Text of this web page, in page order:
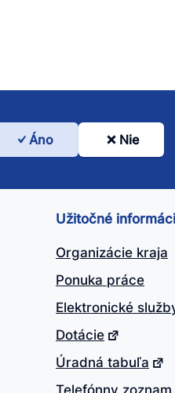
článok
užitočný?
Áno Nie
Užitočné
Organizácie kraja
Ponuka práce
Elektronické
Dotácie
Úradná tabuľa